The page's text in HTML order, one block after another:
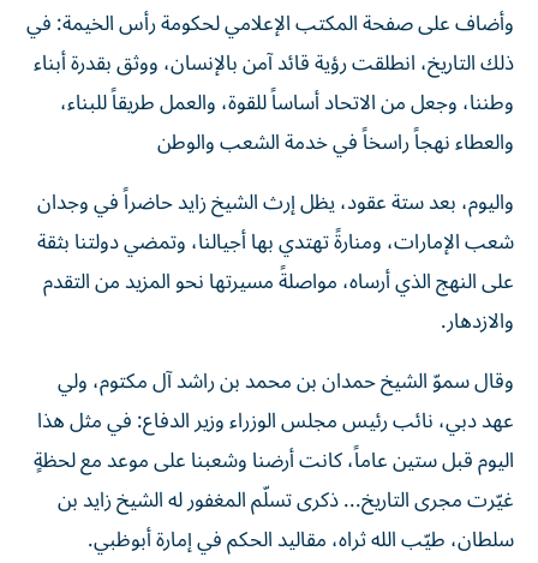
وأضاف على صفحة المكتب الإعلامي لحكومة رأس الخيمة: في
ذلك التاريخ، انطلقت رؤية قائد آمن بالإنسان، ووثق بقدرة أبناء
وطننا، وجعل من الاتحاد أساساً للقوة، والعمل طريقاً للبناء،
والعطاء نهجاً راسخاً في خدمة الشعب والوطن
واليوم، بعد ستة عقود، يظل إرث الشيخ زايد حاضراً في وجدان
شعب الإمارات، ومنارةً تهتدي بها أجيالنا، وتمضي دولتنا بثقة
على النهج الذي أرساه، مواصلةً مسيرتها نحو المزيد من التقدم
والازدهار.
وقال سموّ الشيخ حمدان بن محمد بن راشد آل مكتوم، ولي
عهد دبي، نائب رئيس مجلس الوزراء وزير الدفاع: في مثل هذا
اليوم قبل ستين عاماً، كانت أرضنا وشعبنا على موعد مع لحظةٍ
غيّرت مجرى التاريخ... ذكرى تسلّم المغفور له الشيخ زايد بن
سلطان، طيّب الله ثراه، مقاليد الحكم في إمارة أبوظبي.